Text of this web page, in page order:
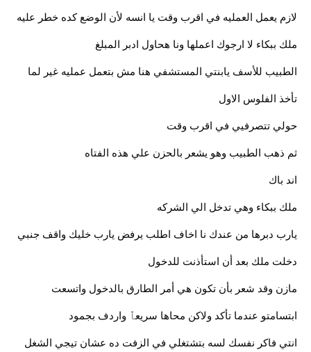
لازم يعمل العمليه في اقرب وقت يا انسه لأن الوضع كده خطر عليه
ملك ببكاء لا ارجوك اعملها ونا هحاول ادبر المبلغ
الطبيب للأسف يابنتي المستشفي هنا مش بتعمل عمليه غير لما
تأخذ الفلوس الاول
حولي تتصرفيي في اقرب وقت
ثم ذهب الطبيب وهو يشعر بالحزن علي هذه الفتاه
اند باك
ملك ببكاء وهي تدخل الي الشركه
يارب دبرها من عندك نا اخاف اطلب يرفض يارب خليك واقف جنبي
دخلت ملك بعد أن استأذنت للدخول
مازن وقد شعر بأن تكون هي أمر الطارق بالدخول واتسعت
ابتسامتو عندما تأكد ولاكن محاها سريعٱ واردف بجمود
انتي فاكر نفسك لسه بتشتغلي في الزفت ده عشان تيجي الشغل